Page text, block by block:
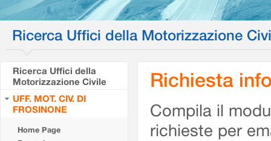
Ricerca Uffici della Motorizzazione
Ricerca Uffici della
Motorizzazione Civile
UFF. MOT. CIV. DI
FROSINONE
Home Page
Richiesta
Compila il
richieste per